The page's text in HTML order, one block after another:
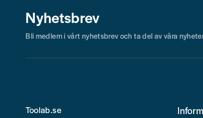
Nyhetsbrev
Bli medlem i vårt nyhetsbrev och ta del av våra
Toolab.se